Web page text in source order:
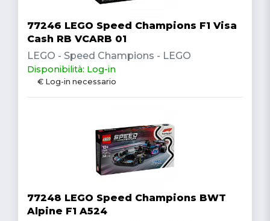
77246 LEGO Speed Champions F1 Visa
Cash RB VCARB 01
LEGO - Speed Champions - LEGO
Disponibilità: Log-in
€ Log-in necessario
77248 LEGO Speed Champions BWT
Alpine F1 A524